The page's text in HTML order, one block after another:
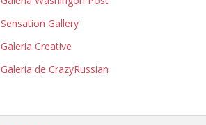
Sensation Gallery
Galeria Creative
Galeria de CrazyRussian